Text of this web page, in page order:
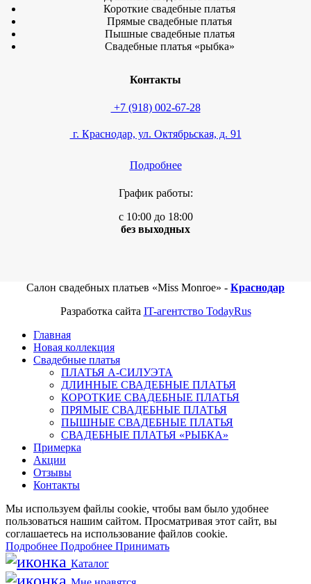
Короткие свадебные платья
Прямые свадебные платья
Пышные свадебные платья
Свадебные платья «рыбка»
Контакты
+7 (918) 002-67-28
г. Краснодар, ул. Октябрьская, д. 91
Подробнее
График работы:
с 10:00 до 18:00
без выходных
Салон свадебных платьев «Miss Monroe» - Краснодар
Разработка сайта IT-агентство TodayRus
Главная
Новая коллекция
Свадебные платья
ПЛАТЬЯ А-СИЛУЭТА
ДЛИННЫЕ СВАДЕБНЫЕ ПЛАТЬЯ
КОРОТКИЕ СВАДЕБНЫЕ ПЛАТЬЯ
ПРЯМЫЕ СВАДЕБНЫЕ ПЛАТЬЯ
ПЫШНЫЕ СВАДЕБНЫЕ ПЛАТЬЯ
СВАДЕБНЫЕ ПЛАТЬЯ «РЫБКА»
Примерка
Акции
Отзывы
Контакты
Мы используем файлы cookie, чтобы вам было удобнее
пользоваться нашим сайтом. Просматривая этот сайт, вы
соглашаетесь на использование файлов cookie.
Подробнее Подробнее Принимать
Каталог